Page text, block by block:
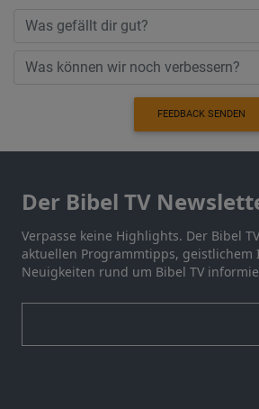
FEEDBACK SENDEN
Der Bibel TV
Verpasse keine Highlights. Der Bibel
aktuellen Programmtipps, geistlichem
Neuigkeiten rund um Bibel TV